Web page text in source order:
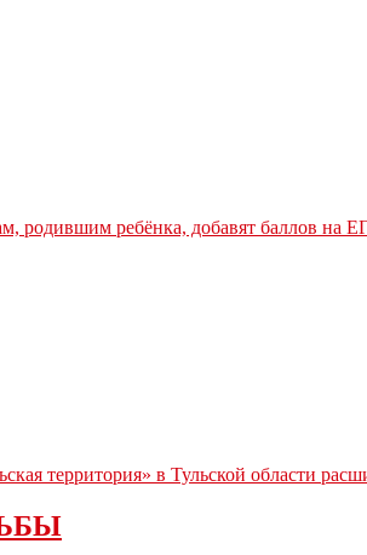
родившим ребёнка, добавят баллов на
территория» в Тульской области